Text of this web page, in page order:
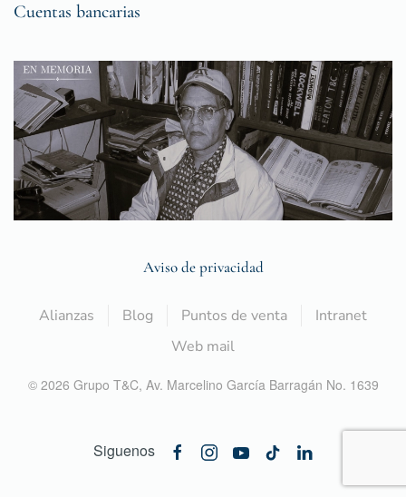
Cuentas bancarias
Aviso de privacidad
Alianzas Blog Puntos de venta
Intranet
Web mail
© 2026 Grupo T&C, Av. Marcelino García Barragán No. 1639
Siguenos